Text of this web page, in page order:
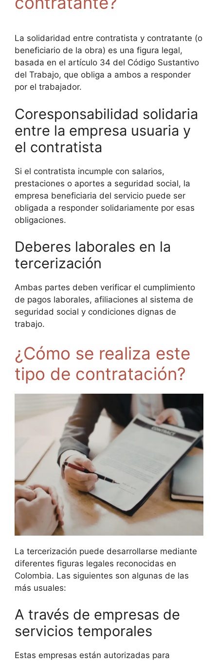
La solidaridad entre contratista y contratante (o
beneficiario de la obra) es una figura legal,
basada en el artículo 34 del Código Sustantivo
del Trabajo, que obliga a ambos a responder
por el trabajador.
Coresponsabilidad solidaria
entre la empresa usuaria y
el contratista
Si el contratista incumple con salarios,
prestaciones o aportes a seguridad social, la
empresa beneficiaria del servicio puede ser
obligada a responder solidariamente por esas
obligaciones.
Deberes laborales en la
tercerización
Ambas partes deben verificar el cumplimiento
de pagos laborales, afiliaciones al sistema de
seguridad social y condiciones dignas de
trabajo.
¿Cómo se realiza este
tipo de contratación?
La tercerización puede desarrollarse mediante
diferentes figuras legales reconocidas en
Colombia. Las siguientes son algunas de las
más usuales:
A través de empresas de
servicios temporales
Estas empresas están autorizadas para